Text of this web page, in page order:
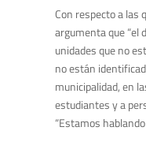
Con respecto a las
argumenta que “el
unidades que no
no están
municipalidad, en
estudiantes y a
“Estamos